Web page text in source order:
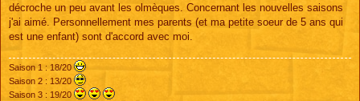
a
g
décroche un peu avant les olmèques. Concernant les nouvelles saisons
j'ai aimé. Personnellement mes parents (et ma petite soeur de 5 ans qui
est une enfant) sont d'accord avec moi.
Saison 1 : 18/20
Saison 2 : 13/20
Saison 3 : 19/20